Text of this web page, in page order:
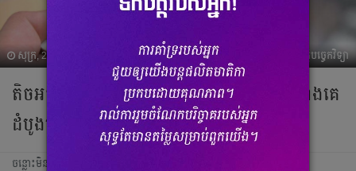
សុក្រ, 24 មេសា 2020 04:10 ប្រវត្តិបច្ចេកវិទ្យា
តិចអត់ដឹង​ OPPO ធ្លាប់​ផលិត​ស្មាតហ្វូន​ស្ដើង​ជាង​គេ​​
ដំបូងបំផុត​​លើ​លោក
ចន្លោះមិនឃើញ